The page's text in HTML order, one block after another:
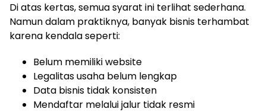
Di atas kertas, semua syarat ini terlihat sederhana.
Namun dalam praktiknya, banyak bisnis terhambat
karena kendala seperti:
Belum memiliki website
Legalitas usaha belum lengkap
Data bisnis tidak konsisten
Mendaftar melalui jalur tidak resmi